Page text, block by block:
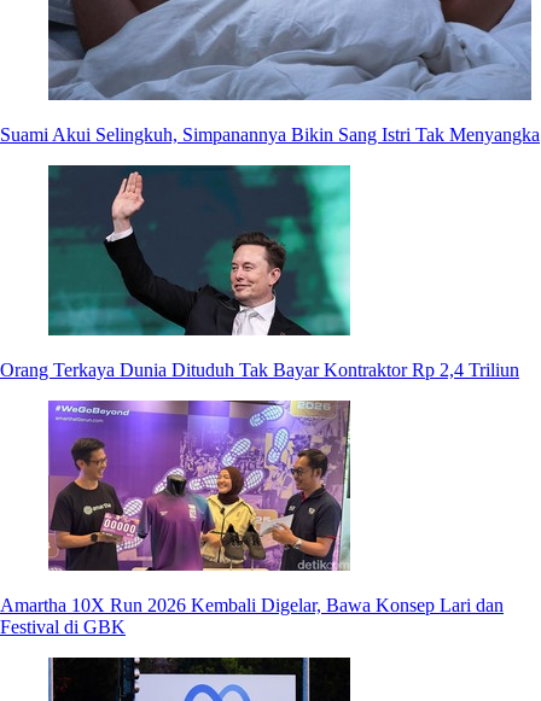
Suami Akui Selingkuh, Simpanannya Bikin Sang Istri Tak Menyangka
Orang Terkaya Dunia Dituduh Tak Bayar Kontraktor Rp 2,4 Triliun
Amartha 10X Run 2026 Kembali Digelar, Bawa Konsep Lari dan
Festival di GBK